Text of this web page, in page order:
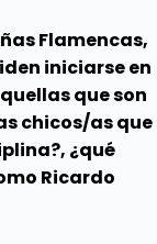
Flamencas,
iniciarse en
que son
chicos/as que
¿qué
Ricardo